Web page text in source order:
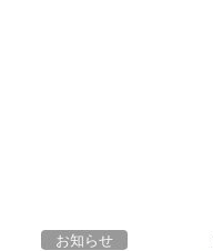
お知らせ